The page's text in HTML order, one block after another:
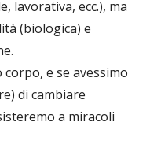
lavorativa, ecc.), ma
(biologica) e
e se avessimo
di cambiare
a miracoli